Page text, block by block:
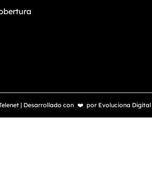
| Desarrollado con ❤️ por Evoluciona Digital